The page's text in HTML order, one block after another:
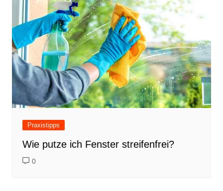
Praxistipps
Wie putze ich Fenster streifenfrei?
0